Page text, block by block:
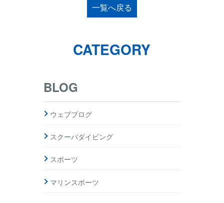
一覧へ戻る
CATEGORY
BLOG
ウェブブログ
スクーバダイビング
スポーツ
マリンスポーツ